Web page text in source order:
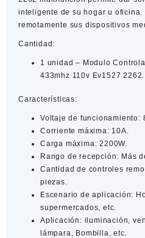
inteligente de su hogar u oficina.
remotamente sus dispositivos
Cantidad:
1 unidad – Modulo
433mhz 110v Ev1527 2262.
Características:
Voltaje de funcionamiento:
Corriente máxima: 10A.
Carga máxima: 2200W.
Rango de recepción: Más
Cantidad de controles
piezas.
Escenario de aplicación:
supermercados, etc.
Aplicación: iluminación,
lámpara, Bombilla, etc.